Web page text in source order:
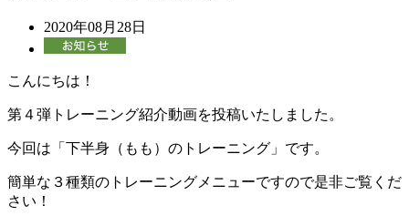
2020年08月28日
こんにちは！
第４弾トレーニング紹介動画を投稿いたしました。
今回は「下半身（もも）のトレーニング」です。
簡単な３種類のトレーニングメニューですので是非ご覧くだ
さい！